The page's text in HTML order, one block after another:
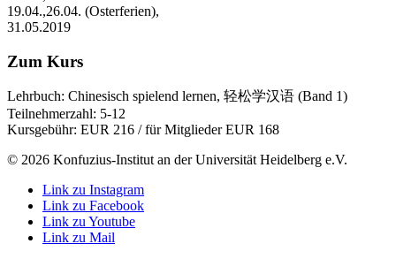
19.04.,26.04. (Osterferien),
31.05.2019
Zum Kurs
Lehrbuch: Chinesisch spielend lernen, 轻松学汉语 (Band 1)
Teilnehmerzahl: 5-12
Kursgebühr: EUR 216 / für Mitglieder EUR 168
© 2026 Konfuzius-Institut an der Universität Heidelberg e.V.
Link zu Instagram
Link zu Facebook
Link zu Youtube
Link zu Mail